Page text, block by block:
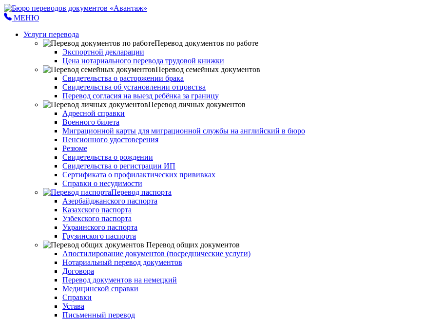
МЕНЮ
Услуги перевода
Перевод документов по работе
Экспортной декларации
Цена нотариального перевода трудовой книжки
Перевод семейных документов
Свидетельства о расторжении брака
Свидетельства об установлении отцовства
Перевод согласия на выезд ребёнка за границу
Перевод личных документов
Адресной справки
Военного билета
Миграционной карты для миграционной службы на английский в бюро
Пенсионного удостоверения
Резюме
Свидетельства о рождении
Свидетельства о регистрации ИП
Сертификата о профилактических прививках
Справки о несудимости
Перевод паспорта
Азербайджанского паспорта
Казахского паспорта
Узбекского паспорта
Украинского паспорта
Грузинского паспорта
Перевод общих документов
Апостилирование документов (посреднические услуги)
Нотариальный перевод документов
Договора
Перевод документов на немецкий
Медицинской справки
Справки
Устава
Письменный перевод